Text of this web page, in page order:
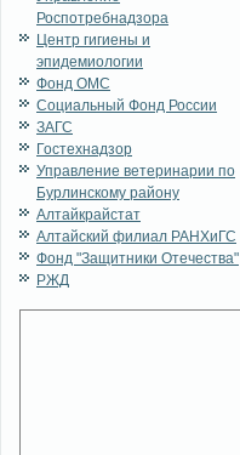
Роспотребнадзора
Центр гигиены и
эпидемиологии
Фонд ОМС
Социальный Фонд России
ЗАГС
Гостехнадзор
Управление ветеринарии по
Бурлинскому району
Алтайкрайстат
Алтайский филиал РАНХиГС
Фонд "Защитники Отечества"
РЖД